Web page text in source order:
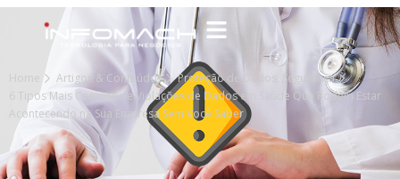
Artigos & Conteúdos Proteção de Dados
Segurança
6 Tipos Mais Comuns de Violações de Dados em Saúde Que Podem Estar
Acontecendo na Sua Empresa Sem Você Saber